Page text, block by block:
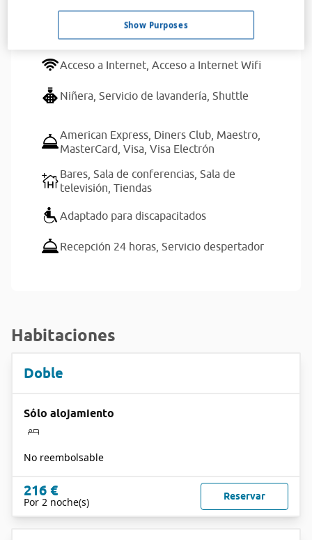
Aire acondicionado,Ascensores,Caja de
Calefacción,Fotocopiadora,
Minibar,Servicio de habitaciones
Acceso a Internet, Acceso a Internet Wifi
Niñera, Servicio de lavandería, Shuttle
American Express, Diners Club, Maestro,
MasterCard, Visa, Visa Electrón
Bares, Sala de conferencias, Sala de
televisión, Tiendas
Adaptado para discapacitados
Recepción 24 horas, Servicio despertador
Habitaciones
Doble
Sólo alojamiento
No reembolsable
216 €
Por 2 noche(s) Reservar
Show Purposes